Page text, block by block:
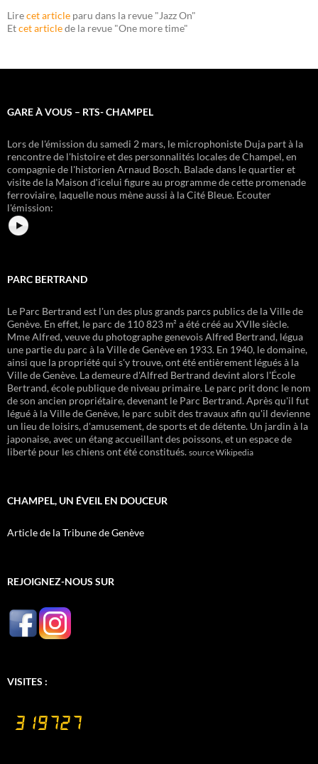
Lirecet article paru dans la revue "Jazz On"
Etcet articlede la revue "One more time"
GARE À VOUS – RTS- CHAMPEL
Lors de l'émission du samedi 2 mars, le microphoniste Duja part à la
rencontre de l'histoire et des personnalités locales de Champel, en
compagnie de l'historien Arnaud Bosch. Balade dans le quartier et
visite de la Maison dʹicelui figure au programme de cette promenade
ferroviaire, laquelle nous mène aussi à la Cité Bleue. Ecouter
l'émission:
PARC BERTRAND
Le Parc Bertrand est l'un des plus grands parcs publics de la Ville de
Genève. En effet, le parc de 110 823 m² a été créé au XVIIe siècle.
Mme Alfred, veuve du photographe genevois Alfred Bertrand, légua
une partie du parc à la Ville de Genève en 1933. En 1940, le domaine,
ainsi que la propriété qui s'y trouve, ont été entièrement légués à la
Ville de Genève. La demeure d'Alfred Bertrand devint alors l'École
Bertrand, école publique de niveau primaire. Le parc prit donc le nom
de son ancien propriétaire, devenant le Parc Bertrand. Après qu'il fut
légué à la Ville de Genève, le parc subit des travaux afin qu'il devienne
un lieu de loisirs, d'amusement, de sports et de détente. Un jardin à la
japonaise, avec un étang accueillant des poissons, et un espace de
liberté pour les chiens ont été constitués. source Wikipedia
CHAMPEL, UN ÉVEIL EN DOUCEUR
Article de la Tribune de Genève
REJOIGNEZ-NOUS SUR
VISITES :